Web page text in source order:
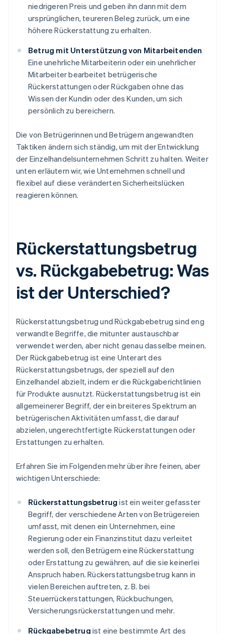
niedrigeren Preis und geben ihn dann mit dem
ursprünglichen, teureren Beleg zurück, um eine
höhere Rückerstattung zu erhalten.
Betrug mit Unterstützung von Mitarbeitenden
Eine unehrliche Mitarbeiterin oder ein unehrlicher
Mitarbeiter bearbeitet betrügerische
Rückerstattungen oder Rückgaben ohne das
Wissen der Kundin oder des Kunden, um sich
persönlich zu bereichern.
Die von Betrügerinnen und Betrügern angewandten
Taktiken ändern sich ständig, um mit der Entwicklung
der Einzelhandelsunternehmen Schritt zu halten. Weiter
unten erläutern wir, wie Unternehmen schnell und
flexibel auf diese veränderten Sicherheitslücken
reagieren können.
Rückerstattungsbetrug
vs. Rückgabebetrug: Was
ist der Unterschied?
Rückerstattungsbetrug und Rückgabebetrug sind eng
verwandte Begriffe, die mitunter austauschbar
verwendet werden, aber nicht genau dasselbe meinen.
Der Rückgabebetrug ist eine Unterart des
Rückerstattungsbetrugs, der speziell auf den
Einzelhandel abzielt, indem er die Rückgaberichtlinien
für Produkte ausnutzt. Rückerstattungsbetrug ist ein
allgemeinerer Begriff, der ein breiteres Spektrum an
betrügerischen Aktivitäten umfasst, die darauf
abzielen, ungerechtfertigte Rückerstattungen oder
Erstattungen zu erhalten.
Erfahren Sie im Folgenden mehr über ihre feinen, aber
wichtigen Unterschiede:
Rückerstattungsbetrug ist ein weiter gefasster
Begriff, der verschiedene Arten von Betrügereien
umfasst, mit denen ein Unternehmen, eine
Regierung oder ein Finanzinstitut dazu verleitet
werden soll, den Betrügern eine Rückerstattung
oder Erstattung zu gewähren, auf die sie keinerlei
Anspruch haben. Rückerstattungsbetrug kann in
vielen Bereichen auftreten, z. B. bei
Steuerrückerstattungen, Rückbuchungen,
Versicherungsrückerstattungen und mehr.
Rückgabebetrug ist eine bestimmte Art des